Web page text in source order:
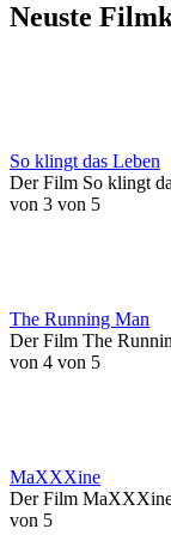
Neuste
So klingt das Leben
Der Film So klingt
von 3 von 5
The Running Man
Der Film The
von 4 von 5
MaXXXine
Der Film
von 5